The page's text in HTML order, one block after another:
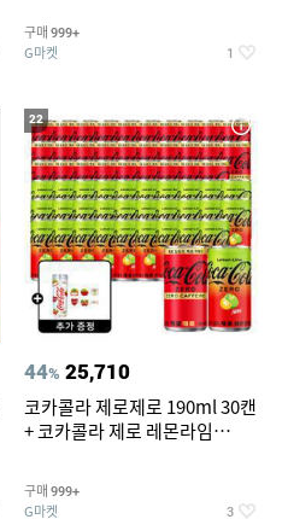
구매 999+
G마켓 1
22
44% 25,710
코카콜라 제로제로 190ml 30캔
+ 코카콜라 제로 레몬라임
티커 세트
구매 999+
G마켓 3